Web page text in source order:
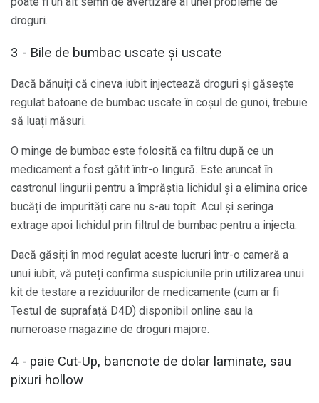
droguri.
3 - Bile de bumbac uscate și uscate
Dacă bănuiți că cineva iubit injectează droguri și găsește
regulat batoane de bumbac uscate în coșul de gunoi, trebuie
să luați măsuri.
O minge de bumbac este folosită ca filtru după ce un
medicament a fost gătit într-o lingură. Este aruncat în
castronul lingurii pentru a împrăștia lichidul și a elimina orice
bucăți de impurități care nu s-au topit. Acul și seringa
extrage apoi lichidul prin filtrul de bumbac pentru a injecta.
Dacă găsiți în mod regulat aceste lucruri într-o cameră a
unui iubit, vă puteți confirma suspiciunile prin utilizarea unui
kit de testare a reziduurilor de medicamente (cum ar fi
Testul de suprafață D4D) disponibil online sau la
numeroase magazine de droguri majore.
4 - paie Cut-Up, bancnote de dolar laminate, sau
pixuri hollow